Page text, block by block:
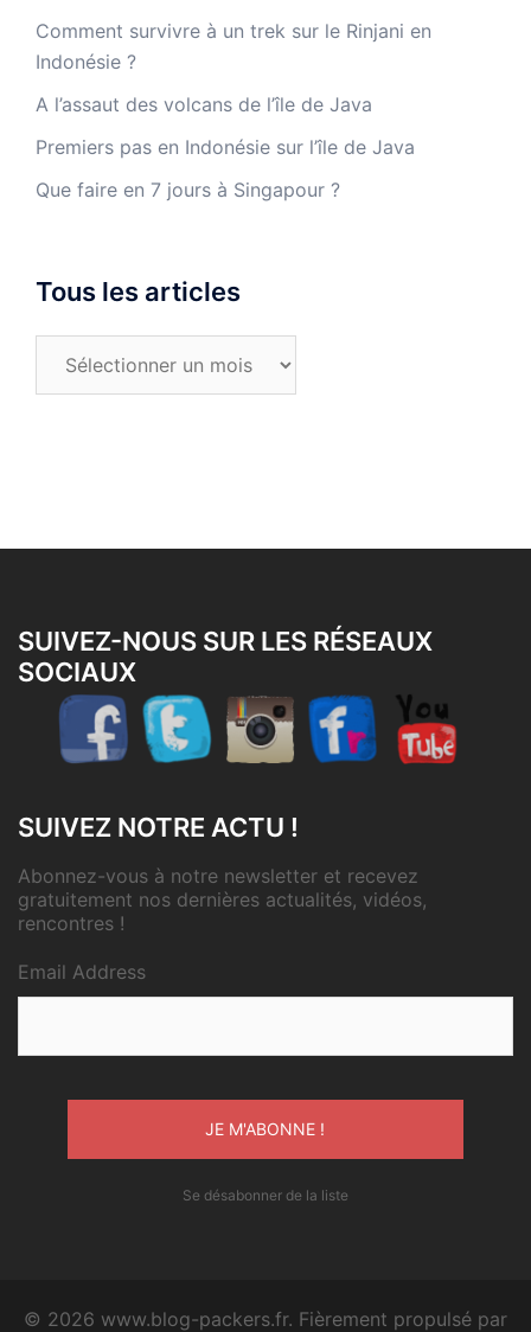
Comment survivre à un trek sur le Rinjani en
Indonésie ?
A l’assaut des volcans de l’île de Java
Premiers pas en Indonésie sur l’île de Java
Que faire en 7 jours à Singapour ?
Tous les articles
SUIVEZ-NOUS SUR LES RÉSEAUX
SOCIAUX
SUIVEZ NOTRE ACTU !
Abonnez-vous à notre newsletter et recevez
gratuitement nos dernières actualités, vidéos,
rencontres !
Email Address
Se désabonner de la liste
© 2026 www.blog-packers.fr. Fièrement propulsé par